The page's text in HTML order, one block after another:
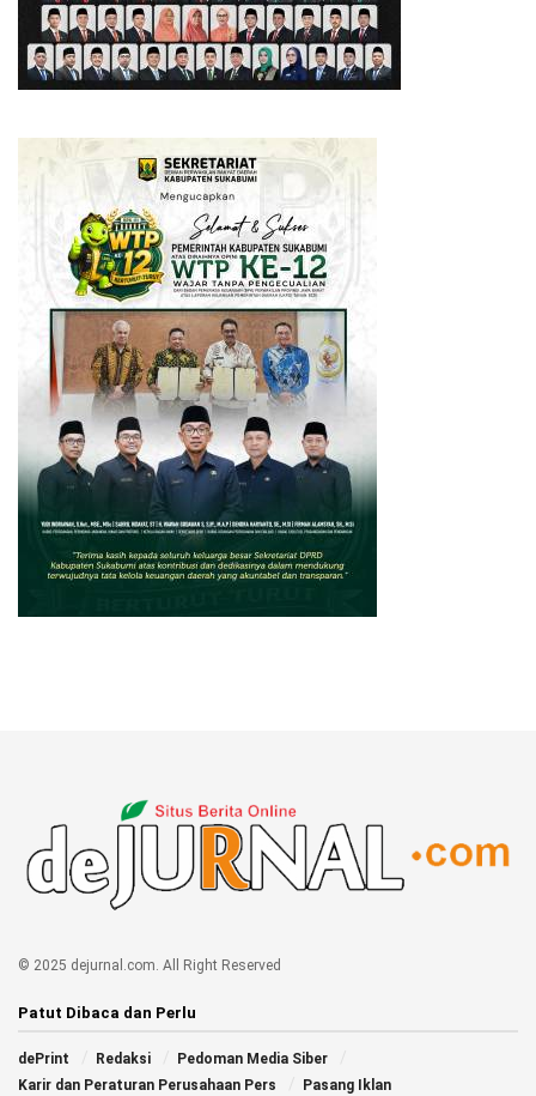
© 2025 dejurnal.com. All Right Reserved
Patut Dibaca dan Perlu
dePrint Redaksi
Pedoman Media Siber
Karir dan Peraturan Perusahaan Pers
Pasang Iklan